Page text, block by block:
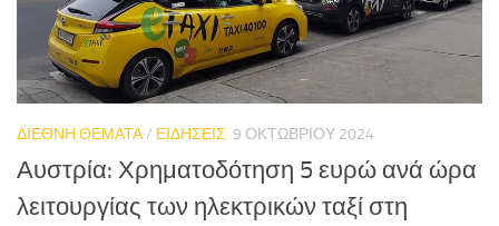
ΔΙΕΘΝΗ ΘΕΜΑΤΑ/ ΕΙΔΗΣΕΙΣ 9 ΟΚΤΩΒΡΊΟΥ 2024
Αυστρία: Χρηματοδότηση 5 ευρώ ανά ώρα
λειτουργίας των ηλεκτρικών ταξί στη